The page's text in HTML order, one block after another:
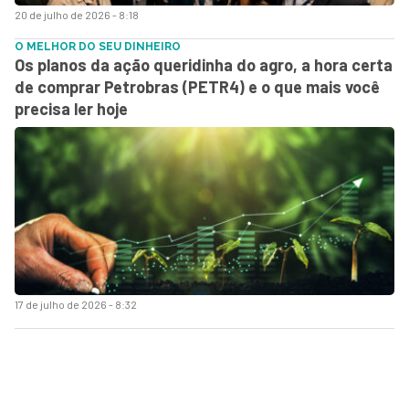
20 de julho de 2026 - 8:18
17 de julho de 2026 - 8:32
O MELHOR DO SEU DINHEIRO
Os planos da ação queridinha do agro, a hora certa
de comprar Petrobras (PETR4) e o que mais você
precisa ler hoje